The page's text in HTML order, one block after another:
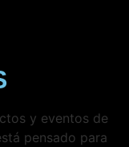
y eventos de
pensado para